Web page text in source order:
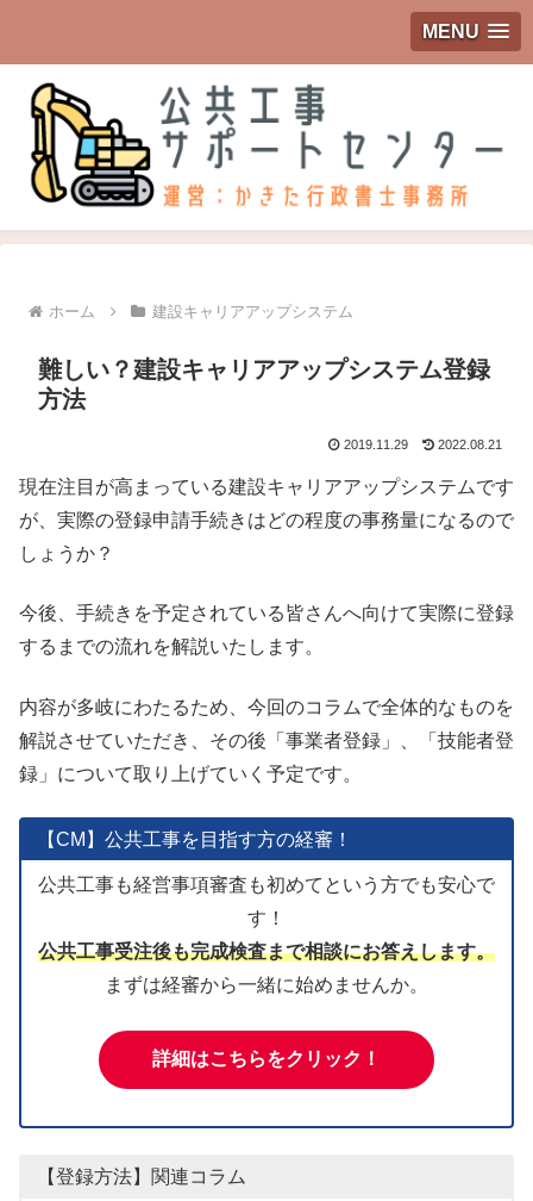
MENU
ホーム 建設キャリアアップシステム
難しい？建設キャリアアップシステム登録
方法
2019.11.29 2022.08.21
現在注目が高まっている建設キャリアアップシステムです
が、実際の登録申請手続きはどの程度の事務量になるので
しょうか？
今後、手続きを予定されている皆さんへ向けて実際に登録
するまでの流れを解説いたします。
内容が多岐にわたるため、今回のコラムで全体的なものを
解説させていただき、その後「事業者登録」、「技能者登
録」について取り上げていく予定です。
【CM】公共工事を目指す方の経審！
公共工事も経営事項審査も初めてという方でも安心で
す！
公共工事受注後も完成検査まで相談にお答えします。
まずは経審から一緒に始めませんか。
詳細はこちらをクリック！
【登録方法】関連コラム